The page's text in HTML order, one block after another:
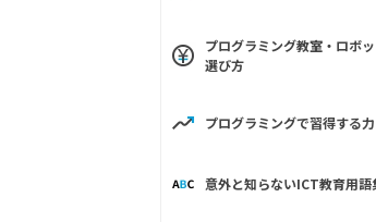
プログラミング教室・ロボ
選び方
プログラミングで習得する力
意外と知らないICT教育用語